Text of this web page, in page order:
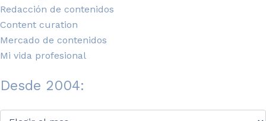
Redacción de contenidos
Content curation
Mercado de contenidos
Mi vida profesional
Desde 2004: